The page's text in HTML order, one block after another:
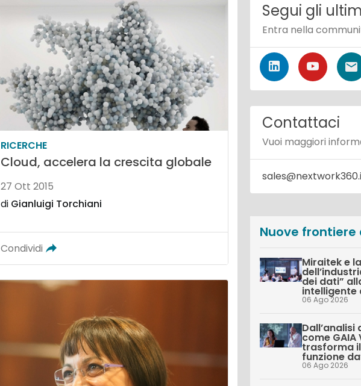
RICERCHE
Cloud, accelera la crescita globale
27 Ott 2015
di Gianluigi Torchiani
Condividi
Segui gli
Entra nella
Contattaci
Vuoi maggiori
Nuove frontiere
Miraitek e
dei dati”
intelligente
06 Ago 2026
come GAIA
trasforma
funzione
06 Ago 2026